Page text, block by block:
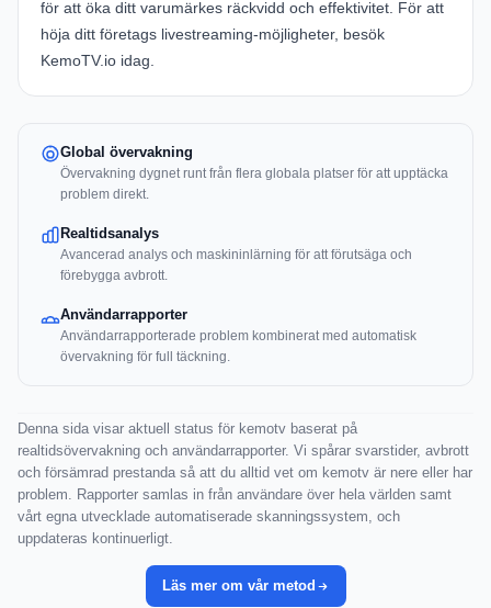
för att öka ditt varumärkes räckvidd och effektivitet. För att
höja ditt företags livestreaming-möjligheter, besök
KemoTV.io idag.
Global övervakning
Övervakning dygnet runt från flera globala platser för att upptäcka
problem direkt.
Realtidsanalys
Avancerad analys och maskininlärning för att förutsäga och
förebygga avbrott.
Användarrapporter
Användarrapporterade problem kombinerat med automatisk
övervakning för full täckning.
Denna sida visar aktuell status för kemotv baserat på
realtidsövervakning och användarrapporter. Vi spårar svarstider, avbrott
och försämrad prestanda så att du alltid vet om kemotv är nere eller har
problem. Rapporter samlas in från användare över hela världen samt
vårt egna utvecklade automatiserade skanningssystem, och
uppdateras kontinuerligt.
Läs mer om vår metod